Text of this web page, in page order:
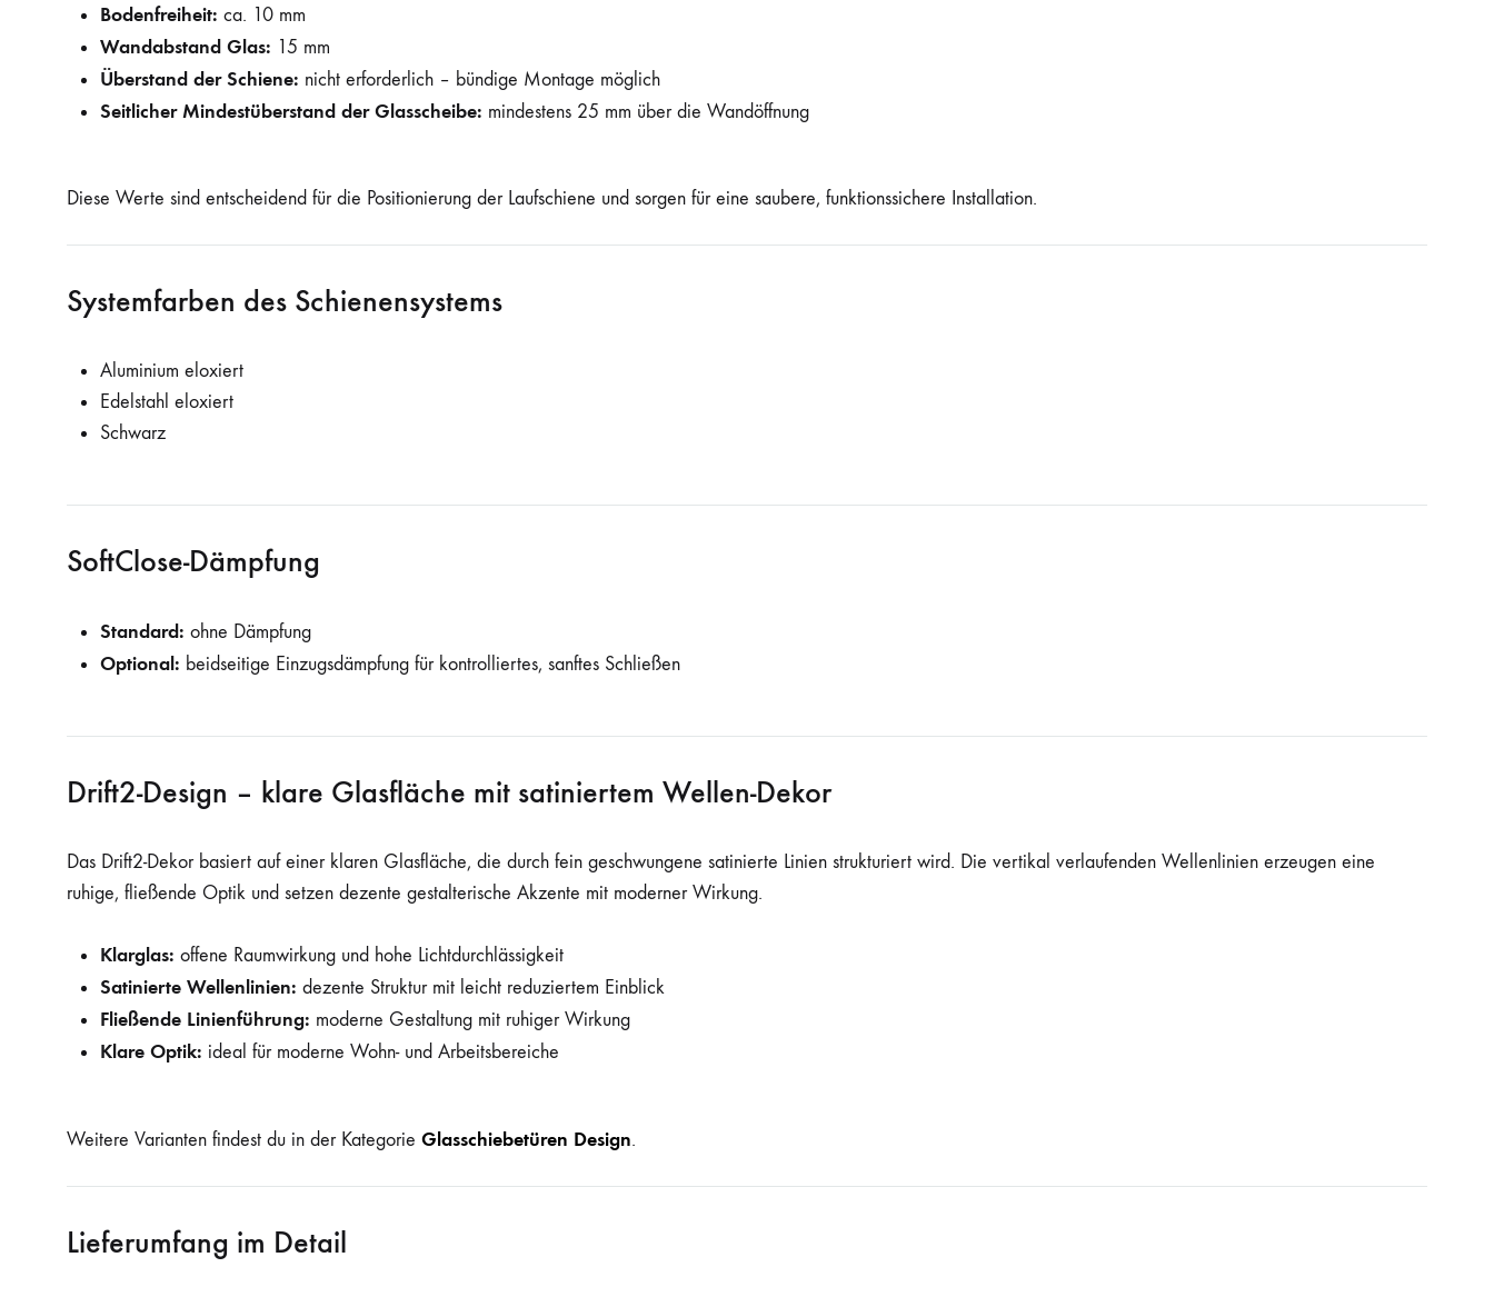
Bodenfreiheit: ca. 10 mm
Wandabstand Glas: 15 mm
Überstand der Schiene: nicht erforderlich – bündige Montage möglich
Seitlicher Mindestüberstand der Glasscheibe: mindestens 25 mm über die Wandöffnung
Diese Werte sind entscheidend für die Positionierung der Laufschiene und sorgen für eine saubere, funktionssichere Installation.
Systemfarben des Schienensystems
Aluminium eloxiert
Edelstahl eloxiert
Schwarz
SoftClose-Dämpfung
Standard: ohne Dämpfung
Optional: beidseitige Einzugsdämpfung für kontrolliertes, sanftes Schließen
Drift2-Design – klare Glasfläche mit satiniertem Wellen-Dekor
Das Drift2-Dekor basiert auf einer klaren Glasfläche, die durch fein geschwungene satinierte Linien strukturiert wird. Die vertikal verlaufenden Wellenlinien erzeugen eine
ruhige, fließende Optik und setzen dezente gestalterische Akzente mit moderner Wirkung.
Klarglas: offene Raumwirkung und hohe Lichtdurchlässigkeit
Satinierte Wellenlinien: dezente Struktur mit leicht reduziertem Einblick
Fließende Linienführung: moderne Gestaltung mit ruhiger Wirkung
Klare Optik: ideal für moderne Wohn- und Arbeitsbereiche
Weitere Varianten findest du in der Kategorie Glasschiebetüren Design.
Lieferumfang im Detail